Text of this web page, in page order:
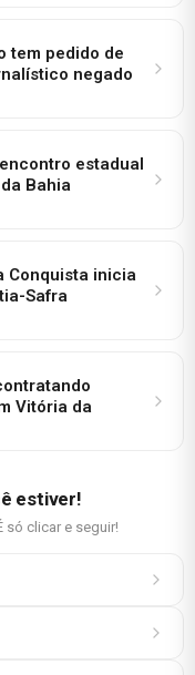
tem pedido de
negado
estadual
Bahia
Conquista inicia
Safra
Vitória da
estiver!
só clicar e seguir!